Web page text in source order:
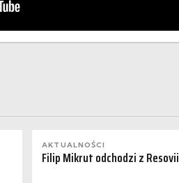
AKTUALNOŚCI
Filip Mikrut odchodzi z Resovii